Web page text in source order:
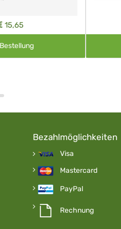
6,50
Zur Bestellung
Bezahlmöglichkeiten
Visa
Mastercard
PayPal
Rechnung